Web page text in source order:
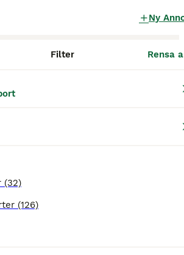
Ny
Filter Rensa
(32)
(126)
till salu
inte längre tillgänglig.
dig till sökresultat med liknande